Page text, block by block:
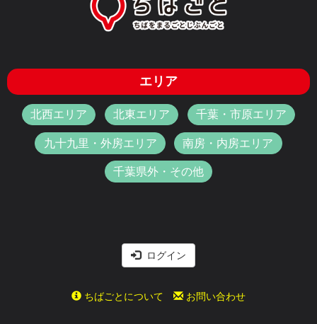
エリア
北西エリア 北東エリア 千葉・市原エリア
九十九里・外房エリア 南房・内房エリア
千葉県外・その他
ログイン
ちばごとについて お問い合わせ